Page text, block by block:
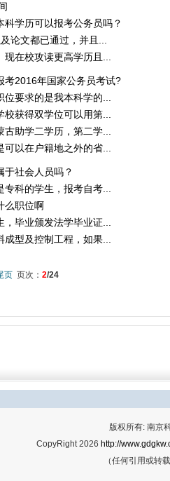
学历可以报考公务员吗？
论文都已通过，并且...
在校攻读更高学历且...
考2016年国家公务员考试?
要求的是我本科学的...
获得双学位可以用第...
助学二学历，第二学...
以在户籍地之外的省...
于社会人员吗？
科的学生，报考自考...
么职位啊
毕业颁发法学毕业证...
型及控制工程，如果...
页 页次： 2/24
版权所有: 南
CopyRight 2026 http://
（任何引用或转